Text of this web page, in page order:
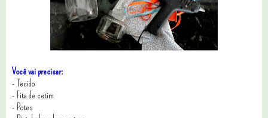
Você vai precisar:
- Tecido
- Fita de cetim
- Potes